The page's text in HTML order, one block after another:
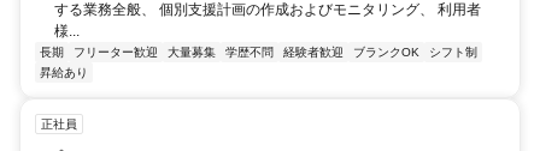
する業務全般、 個別支援計画の作成およびモニタリング、 利用者
様...
長期 フリーター歓迎 大量募集 学歴不問 経験者歓迎 ブランクOK
シフト制
昇給あり
正社員